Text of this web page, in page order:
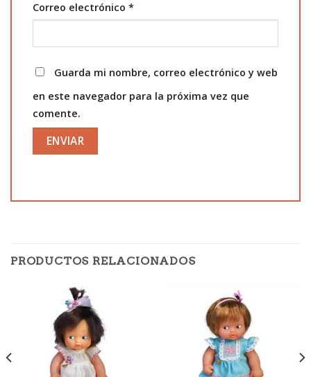
Correo electrónico *
Guarda mi nombre, correo electrónico y web
en este navegador para la próxima vez que
comente.
PRODUCTOS RELACIONADOS